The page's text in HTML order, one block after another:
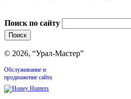
Поиск по сайту
© 2026, “Урал-Мастер”
Обслуживание и
продвижение сайта